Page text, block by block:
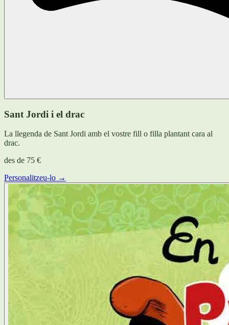
Sant Jordi i el drac
La llegenda de Sant Jordi amb el vostre fill o filla plantant cara al
drac.
des de 75 €
Personalitzeu-lo →